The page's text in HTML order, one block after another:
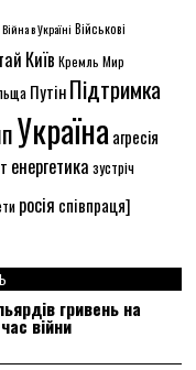
Війна в Україні Військові
Київ Кремль Мир
ПутінПідтримка
Україна агресія
енергетика зустріч
росія співпраця]
гривень на
війни